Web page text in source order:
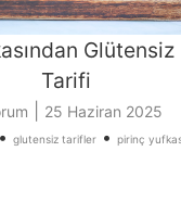
Glütensiz
Tarifi
25 Haziran 2025
• glutensiz tarifler • pirinç